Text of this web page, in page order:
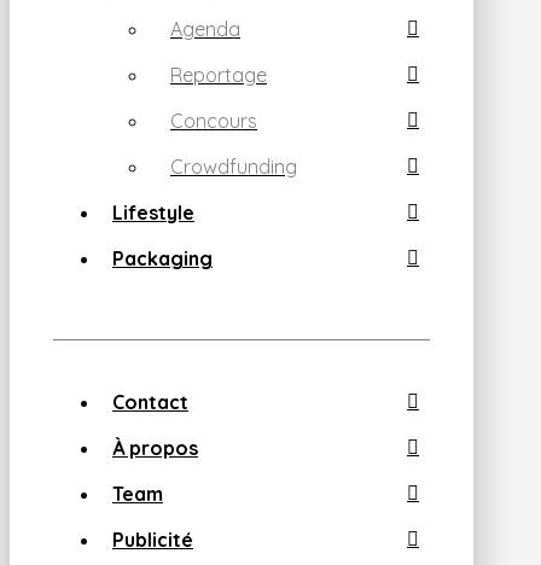
Agenda
Reportage
Concours
Crowdfunding
Lifestyle
Packaging
Contact
À propos
Team
Publicité